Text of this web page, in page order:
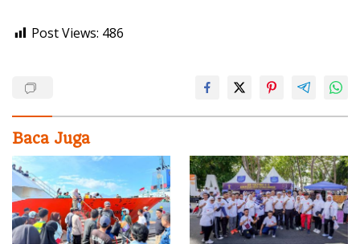
Post Views: 486
Baca Juga